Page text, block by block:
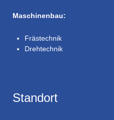
Maschinenbau:
Frästechnik
Drehtechnik
Standort